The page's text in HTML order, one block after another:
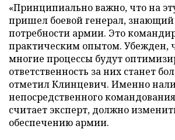
«Принципиально важно, что на
пришел боевой генерал,
потребности армии. Это
практическим опытом. Убежден,
многие процессы будут
ответственность за них станет
отметил Клинцевич. Именно
непосредственного
считает эксперт, должно
обеспечению армии.